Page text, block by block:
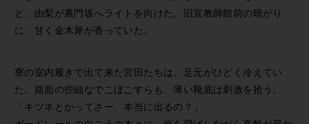
と、由梨が裏門坂へライトを向けた。旧宣教師館前の暗がり
に、甘く金木犀が香っていた。
寮の室内履きで出て来た宮田たちは、足元がひどく冷えてい
た。路面の些細なでこぼこすらも、薄い靴底は刺激を拾う。
「キツネとかってさー、本当に出るの？」